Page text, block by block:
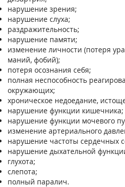
нарушение зрения;
нарушение слуха;
раздражительность;
нарушение памяти;
изменение личности (потеря
маний, фобий);
потеря осознания себя;
полная неспособность
окружающих;
хроническое недоедание,
нарушение функции кишечника;
нарушение функции мочевого
изменение артериального
нарушение частоты сердечных
нарушение дыхательной
глухота;
слепота;
полный паралич.